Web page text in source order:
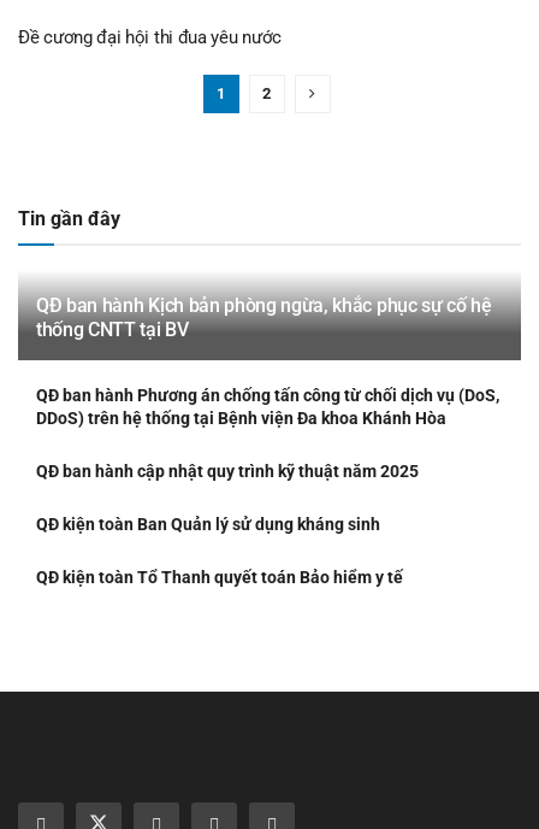
Đề cương đại hội thi đua yêu nước
1 2
Tin gần đây
QĐ ban hành Kịch bản phòng ngừa, khắc phục sự cố hệ
thống CNTT tại BV
QĐ ban hành Phương án chống tấn công từ chối dịch vụ (DoS,
DDoS) trên hệ thống tại Bệnh viện Đa khoa Khánh Hòa
QĐ ban hành cập nhật quy trình kỹ thuật năm 2025
QĐ kiện toàn Ban Quản lý sử dụng kháng sinh
QĐ kiện toàn Tổ Thanh quyết toán Bảo hiểm y tế